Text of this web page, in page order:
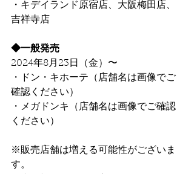
・キデイランド原宿店、大阪梅田店、
吉祥寺店
◆一般発売
2024年8月23日（金）〜
・ドン・キホーテ（店舗名は画像でご
確認ください）
・メガドンキ（店舗名は画像でご確認
ください）
※販売店舗は増える可能性がございま
す。